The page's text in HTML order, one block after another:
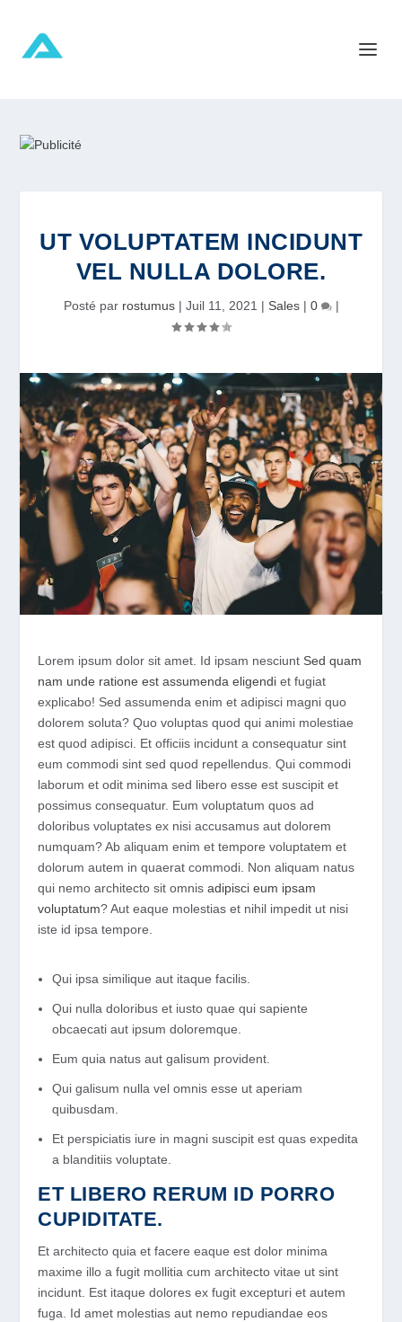
UT VOLUPTATEM INCIDUNT
VEL NULLA DOLORE.
Posté par rostumus| Juil 11, 2021 | Sales| 0 |
Lorem ipsum dolor sit amet. Id ipsam nesciunt Sed quam
nam unde ratione est assumenda eligendi et fugiat
explicabo! Sed assumenda enim et adipisci magni quo
dolorem soluta? Quo voluptas quod qui animi molestiae
est quod adipisci. Et officiis incidunt a consequatur sint
eum commodi sint sed quod repellendus. Qui commodi
laborum et odit minima sed libero esse est suscipit et
possimus consequatur. Eum voluptatum quos ad
doloribus voluptates ex nisi accusamus aut dolorem
numquam? Ab aliquam enim et tempore voluptatem et
dolorum autem in quaerat commodi. Non aliquam natus
qui nemo architecto sit omnisadipisci eum ipsam
voluptatum? Aut eaque molestias et nihil impedit ut nisi
iste id ipsa tempore.
Qui ipsa similique aut itaque facilis.
Qui nulla doloribus et iusto quae qui sapiente
obcaecati aut ipsum doloremque.
Eum quia natus aut galisum provident.
Qui galisum nulla vel omnis esse ut aperiam
quibusdam.
Et perspiciatis iure in magni suscipit est quas expedita
a blanditiis voluptate.
ET LIBERO RERUM ID PORRO
CUPIDITATE.
Et architecto quia et facere eaque est dolor minima
maxime illo a fugit mollitia cum architecto vitae ut sint
incidunt. Est itaque dolores ex fugit excepturi et autem
fuga. Id amet molestias aut nemo repudiandae eos